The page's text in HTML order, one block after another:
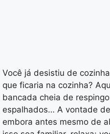
Você já desistiu de
que ficaria na cozinha?
bancada cheia de
espalhados… A vontade
embora antes mesmo de